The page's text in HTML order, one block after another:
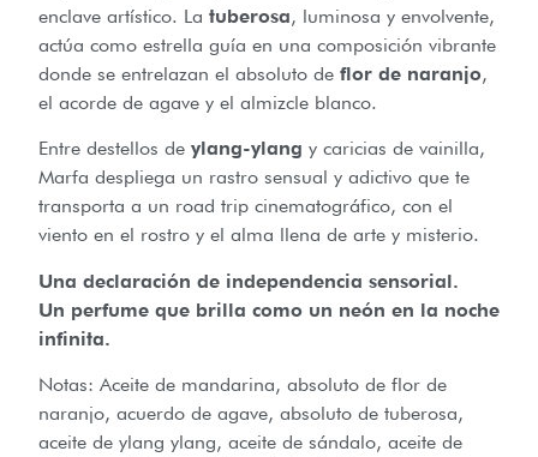
enclave artístico. La tuberosa, luminosa y envolvente,
actúa como estrella guía en una composición vibrante
donde se entrelazan el absoluto de flor de naranjo,
el acorde de agave y el almizcle blanco.
Entre destellos de ylang-ylang y caricias de vainilla,
Marfa despliega un rastro sensual y adictivo que te
transporta a un road trip cinematográfico, con el
viento en el rostro y el alma llena de arte y misterio.
Una declaración de independencia sensorial.
Un perfume que brilla como un neón en la noche
infinita.
Notas: Aceite de mandarina, absoluto de flor de
naranjo, acuerdo de agave, absoluto de tuberosa,
aceite de ylang ylang, aceite de sándalo, aceite de